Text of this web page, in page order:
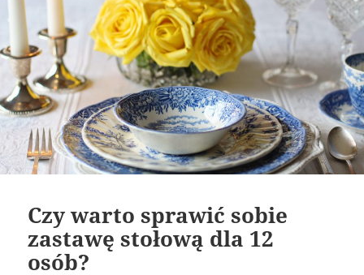
Czy warto sprawić sobie
zastawę stołową dla 12
osób?